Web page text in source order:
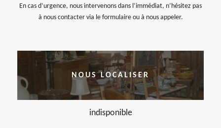
En cas d’urgence, nous intervenons dans l’immédiat, n’hésitez pas
à nous contacter via le formulaire ou à nous appeler.
NOUS LOCALISER
indisponible